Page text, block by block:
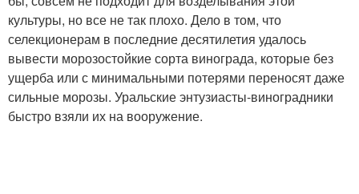
культуры, но все не так плохо. Дело в том, что
селекционерам в последние десятилетия удалось
вывести морозостойкие сорта винограда, которые без
ущерба или с минимальными потерями переносят даже
сильные морозы. Уральские энтузиасты-виноградники
быстро взяли их на вооружение.